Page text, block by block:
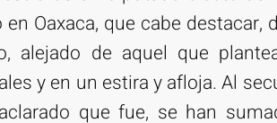
Oaxaca, que cabe
alejado de aquel que
y en un estira y afloja. Al
que fue, se han